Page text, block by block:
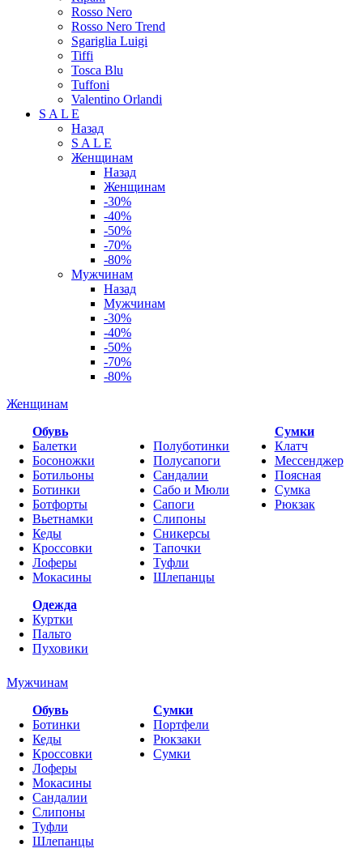
Rosso Nero
Rosso Nero Trend
Sgariglia Luigi
Tiffi
Tosca Blu
Tuffoni
Valentino Orlandi
S A L E
Назад
S A L E
Женщинам
Назад
Женщинам
-30%
-40%
-50%
-70%
-80%
Мужчинам
Назад
Мужчинам
-30%
-40%
-50%
-70%
-80%
Женщинам
Обувь
Балетки
Босоножки
Ботильоны
Ботинки
Ботфорты
Вьетнамки
Кеды
Кроссовки
Лоферы
Мокасины
Полуботинки
Полусапоги
Сандалии
Сабо и Мюли
Сапоги
Слипоны
Сникерсы
Тапочки
Туфли
Шлепанцы
Cумки
Клатч
Мессенджер
Поясная
Сумка
Рюкзак
Одежда
Куртки
Пальто
Пуховики
Мужчинам
Обувь
Ботинки
Кеды
Кроссовки
Лоферы
Мокасины
Сандалии
Слипоны
Туфли
Шлепанцы
Сумки
Портфели
Рюкзаки
Сумки